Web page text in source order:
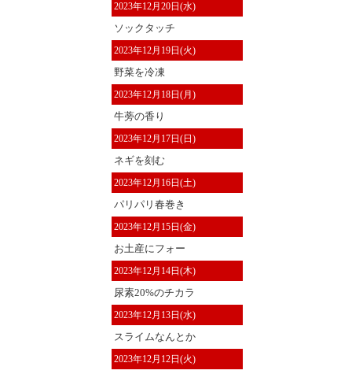
2023年12月20日(水)
ソックタッチ
2023年12月19日(火)
野菜を冷凍
2023年12月18日(月)
牛蒡の香り
2023年12月17日(日)
ネギを刻む
2023年12月16日(土)
パリパリ春巻き
2023年12月15日(金)
お土産にフォー
2023年12月14日(木)
尿素20%のチカラ
2023年12月13日(水)
スライムなんとか
2023年12月12日(火)